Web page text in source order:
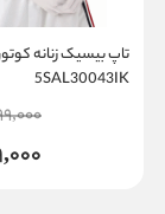
5SAL30043IK